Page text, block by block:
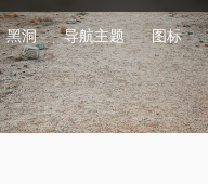
黑洞 导航主题 图标